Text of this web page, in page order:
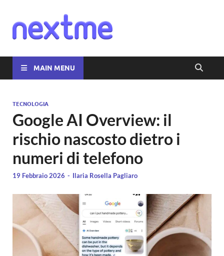
MAIN MENU
TECNOLOGIA
Google AI Overview: il
rischio nascosto dietro i
numeri di telefono
19 Febbraio 2026 - Ilaria Rosella Pagliaro